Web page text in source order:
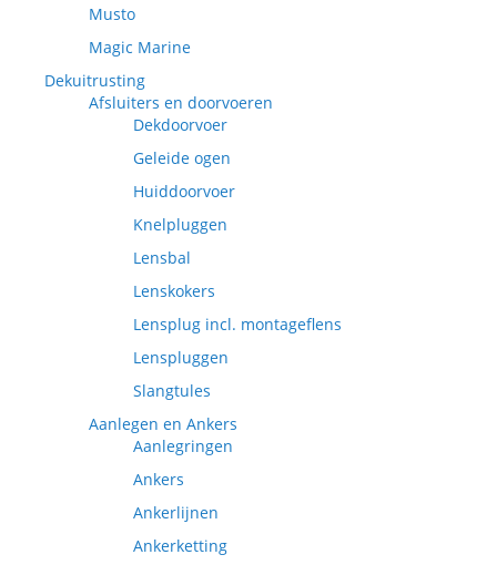
Musto
Magic Marine
Dekuitrusting
Afsluiters en doorvoeren
Dekdoorvoer
Geleide ogen
Huiddoorvoer
Knelpluggen
Lensbal
Lenskokers
Lensplug incl. montageflens
Lenspluggen
Slangtules
Aanlegen en Ankers
Aanlegringen
Ankers
Ankerlijnen
Ankerketting